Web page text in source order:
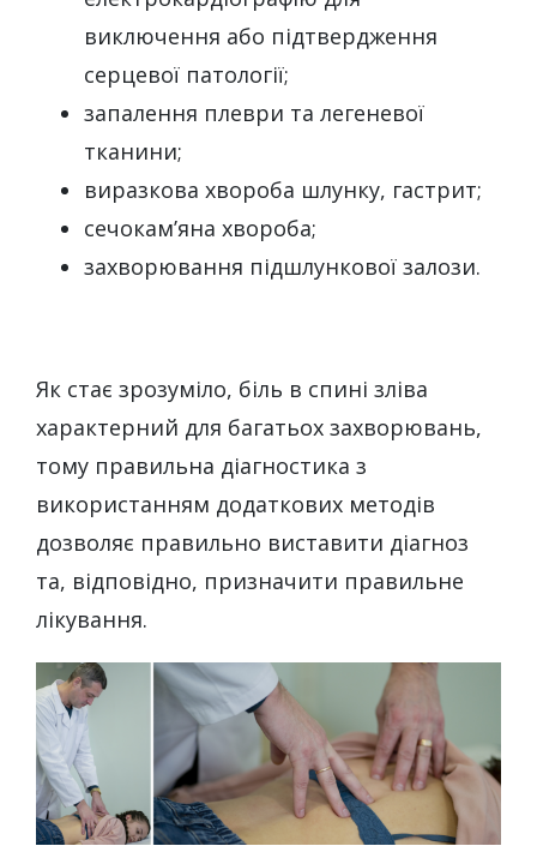
виключення або підтвердження
серцевої патології;
запалення плеври та легеневої
тканини;
виразкова хвороба шлунку, гастрит;
сечокам’яна хвороба;
захворювання підшлункової залози.
Як стає зрозуміло, біль в спині зліва
характерний для багатьох захворювань,
тому правильна діагностика з
використанням додаткових методів
дозволяє правильно виставити діагноз
та, відповідно, призначити правильне
лікування.